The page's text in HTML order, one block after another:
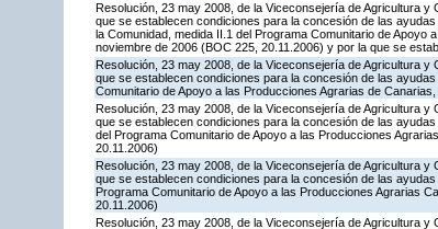
Resolución, 23 may 2008, de la Viceconsejería de Agricultura
que se establecen condiciones para la concesión de las
la Comunidad, medida II.1 del Programa Comunitario de
noviembre de 2006 (BOC 225, 20.11.2006) y por la que se
Resolución, 23 may 2008, de la Viceconsejería de Agricultura
que se establecen condiciones para la concesión de las
Comunitario de Apoyo a las Producciones Agrarias de
Resolución, 23 may 2008, de la Viceconsejería de Agricultura
que se establecen condiciones para la concesión de las
del Programa Comunitario de Apoyo a las Producciones
20.11.2006)
Resolución, 23 may 2008, de la Viceconsejería de Agricultura
que se establecen condiciones para la concesión de las
Programa Comunitario de Apoyo a las Producciones Agrarias
20.11.2006)
Resolución, 23 may 2008, de la Viceconsejería de Agricultura